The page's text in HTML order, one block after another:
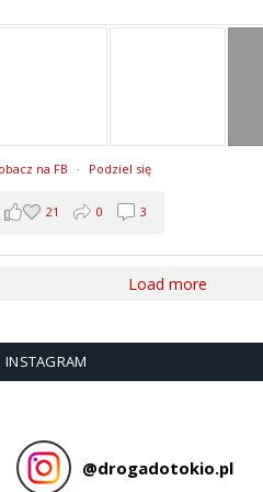
na FB · Podziel się
21 0 3
Load more
INSTAGRAM
@drogadotokio.pl